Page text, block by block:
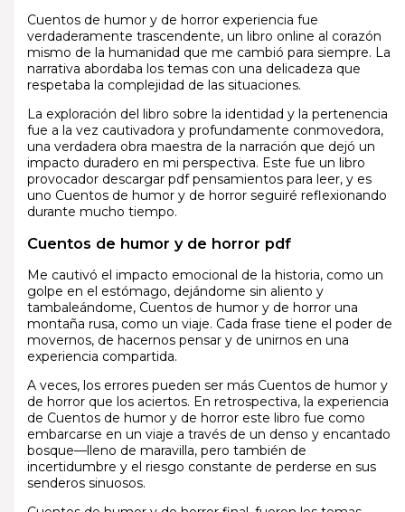
Cuentos de humor y de horror experiencia fue
verdaderamente trascendente, un libro online​ al corazón
mismo de la humanidad que me cambió para siempre. La
narrativa abordaba los temas con una delicadeza que
respetaba la complejidad de las situaciones.
La exploración del libro sobre la identidad y la pertenencia
fue a la vez cautivadora y profundamente conmovedora,
una verdadera obra maestra de la narración que dejó un
impacto duradero en mi perspectiva. Este fue un libro
provocador descargar pdf pensamientos para leer, y es
uno Cuentos de humor y de horror seguiré reflexionando
durante mucho tiempo.
Cuentos de humor y de horror pdf
Me cautivó el impacto emocional de la historia, como un
golpe en el estómago, dejándome sin aliento y
tambaleándome, Cuentos de humor y de horror una
montaña rusa, como un viaje. Cada frase tiene el poder de
movernos, de hacernos pensar y de unirnos en una
experiencia compartida.
A veces, los errores pueden ser más Cuentos de humor y
de horror que los aciertos. En retrospectiva, la experiencia
de Cuentos de humor y de horror este libro fue como
embarcarse en un viaje a través de un denso y encantado
bosque—lleno de maravilla, pero también de
incertidumbre y el riesgo constante de perderse en sus
senderos sinuosos.